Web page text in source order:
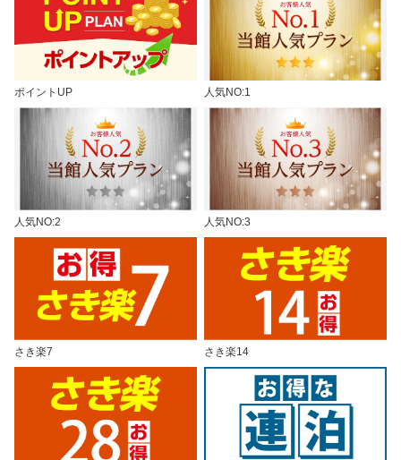
ポイントUP 人気NO:1
人気NO:2 人気NO:3
さき楽7 さき楽14